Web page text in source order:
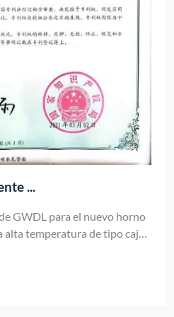
...
GWDL para el nuevo horno
alta temperatura de tipo caja
de temperatura de ±1℃ y un
en un 35%, adecuado para
la preparación de materiales